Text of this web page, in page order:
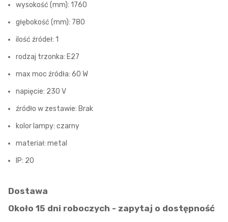
wysokość (mm): 1760
głębokość (mm): 780
ilość źródeł: 1
rodzaj trzonka: E27
max moc źródła: 60 W
napięcie: 230 V
źródło w zestawie: Brak
kolor lampy: czarny
materiał: metal
IP: 20
Dostawa
Około 15 dni roboczych - zapytaj o dostępność